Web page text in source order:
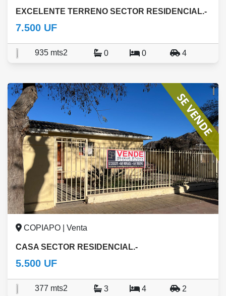
EXCELENTE TERRENO SECTOR RESIDENCIAL.-
7.500 UF
935 mts2 0 0 4
COPIAPO | Venta
CASA SECTOR RESIDENCIAL.-
5.500 UF
377 mts2 3 4 2